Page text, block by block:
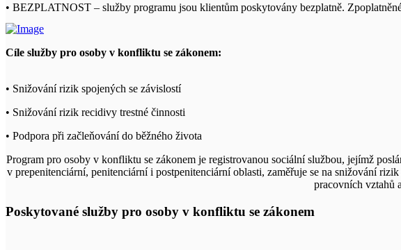
• BEZPLATNOST – služby programu jsou klientům poskytovány bezplatně.
Cíle služby pro osoby v konfliktu se zákonem:
• Snižování rizik spojených se závislostí
• Snižování rizik recidivy trestné činnosti
• Podpora při začleňování do běžného života
Program pro osoby v konfliktu se zákonem je registrovanou sociální službou, jejímž
v prepenitenciární, penitenciární i postpenitenciární oblasti, zaměřuje se na snižování
pracovních vztahů
Poskytované služby pro osoby v konfliktu se zákonem